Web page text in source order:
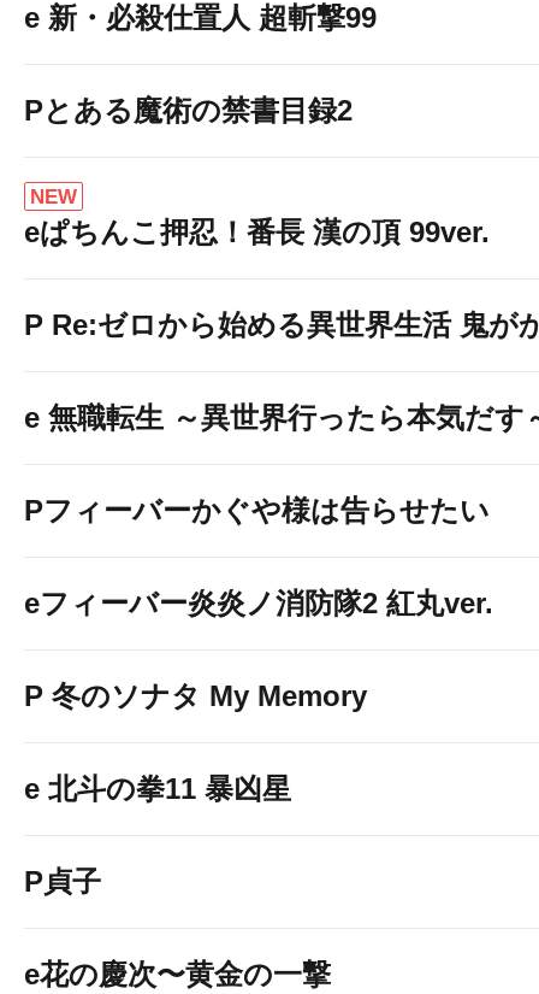
e 新・必殺仕置人 超斬撃99
Pとある魔術の禁書目録2
NEW
eぱちんこ押忍！番長 漢の頂 99ver.
P Re:ゼロから始める異世界生活 鬼が
e 無職転生 ～異世界行ったら本気だす
Pフィーバーかぐや様は告らせたい
eフィーバー炎炎ノ消防隊2 紅丸ver.
P 冬のソナタ My Memory
e 北斗の拳11 暴凶星
P貞子
e花の慶次〜黄金の一撃